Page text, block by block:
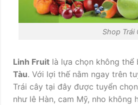
Shop Trái
Linh Fruit là lựa chọn không thể
Tàu. Với lợi thế nằm ngay trên
Trái cây tại đây được tuyển
như lê Hàn, cam Mỹ, nho